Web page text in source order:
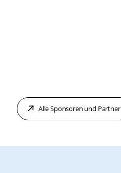
Alle Sponsoren und Partner